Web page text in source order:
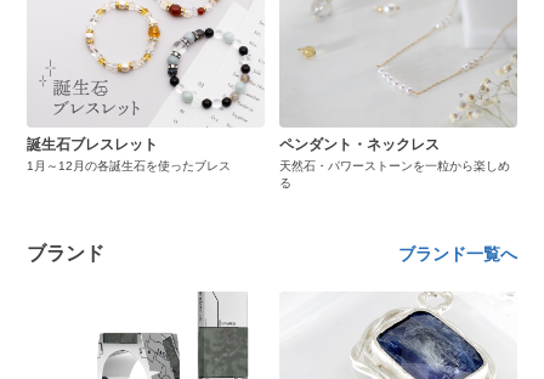
誕生石ブレスレット
1月～12月の各誕生石を使ったブレス
ペンダント・ネックレス
天然石・パワーストーンを一粒から楽しめ
る
ブランド ブランド一覧へ